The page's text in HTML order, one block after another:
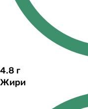
4.8 г
Жири